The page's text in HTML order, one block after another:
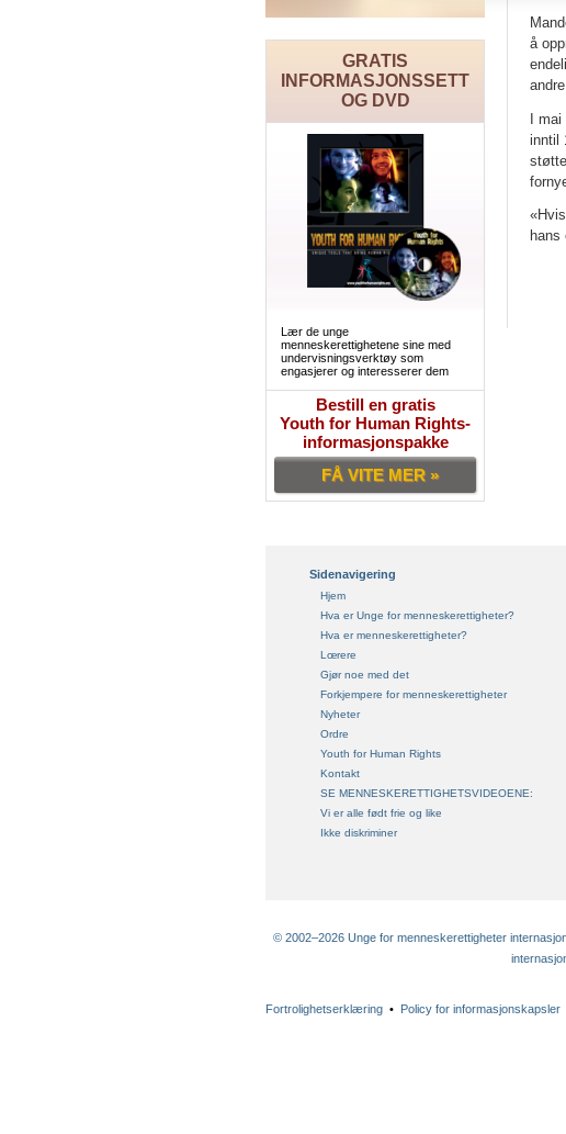
GRATIS
INFORMASJONSSETT
OG DVD
Lær de unge
menneskerettighetene sine med
undervisningsverktøy som
engasjerer og interesserer dem
Bestill en gratis
Youth for Human Rights-
informasjonspakke
FÅ VITE MER »
å
I mai
inntil
hans
Sidenavigering
Hjem
Hva er Unge for menneskerettigheter?
Hva er menneskerettigheter?
Lœrere
Gjør noe med det
Forkjempere for menneskerettigheter
Nyheter
Ordre
Youth for Human Rights
Kontakt
SE MENNESKERETTIGHETSVIDEOENE:
Vi er alle født frie og like
Ikke diskriminer
© 2002–2026 Unge for menneskerettigheter
Fortrolighetserklæring • Policy for informasjonskapsler